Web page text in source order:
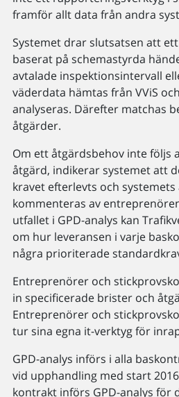
framför allt data från andra
Systemet drar slutsatsen att
baserat på schemastyrda
avtalade inspektionsintervall
väderdata hämtas från VViS
analyseras. Därefter matchas
åtgärder.
Om ett åtgärdsbehov inte följs
åtgärd, indikerar systemet att
kravet efterlevts och systemets
kommenteras av
utfallet i GPD-analys kan
om hur leveransen i varje
några prioriterade
Entreprenörer och
in specificerade brister och
Entreprenörer och
tur sina egna it-verktyg för
GPD-analys införs i alla
vid upphandling med start
kontrakt införs GPD-analys för